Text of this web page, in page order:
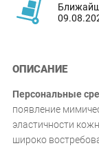
ОПИСАНИЕ
Персональные
появление
эластичности
широко